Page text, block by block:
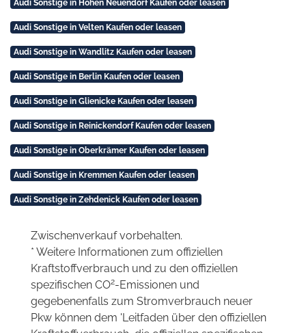
Audi Sonstige in Hohen Neuendorf Kaufen oder leasen
Audi Sonstige in Velten Kaufen oder leasen
Audi Sonstige in Wandlitz Kaufen oder leasen
Audi Sonstige in Berlin Kaufen oder leasen
Audi Sonstige in Glienicke Kaufen oder leasen
Audi Sonstige in Reinickendorf Kaufen oder leasen
Audi Sonstige in Oberkrämer Kaufen oder leasen
Audi Sonstige in Kremmen Kaufen oder leasen
Audi Sonstige in Zehdenick Kaufen oder leasen
Zwischenverkauf vorbehalten.
* Weitere Informationen zum offiziellen
Kraftstoffverbrauch und zu den offiziellen
spezifischen CO2-Emissionen und
gegebenenfalls zum Stromverbrauch neuer
Pkw können dem 'Leitfaden über den offiziellen